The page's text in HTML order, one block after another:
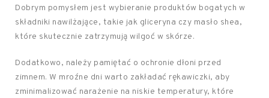
Dobrym pomysłem jest wybieranie produktów bogatych w
składniki nawilżające, takie jak gliceryna czy masło shea,
które skutecznie zatrzymują wilgoć w skórze.
Dodatkowo, należy pamiętać o ochronie dłoni przed
zimnem. W mroźne dni warto zakładać rękawiczki, aby
zminimalizować narażenie na niskie temperatury, które